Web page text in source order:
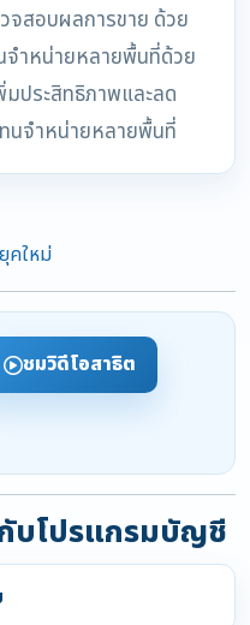
จสอบผลการขาย ด้วย
จำหน่ายหลายพื้นที่ด้วย
ประสิทธิภาพและลด
นจำหน่ายหลายพื้นที่
คใหม่
ชมวิดีโอสาธิต
บโปรแกรมบัญชี